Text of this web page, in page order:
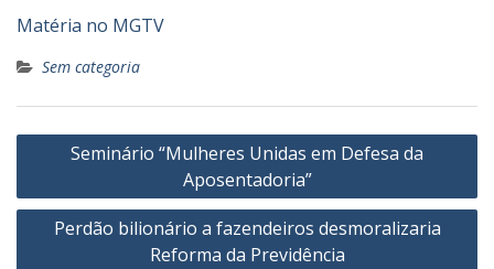
Matéria no MGTV
Sem categoria
Navegação
Post
Seminário “Mulheres Unidas em Defesa da
Aposentadoria”
Perdão bilionário a fazendeiros desmoralizaria
Reforma da Previdência